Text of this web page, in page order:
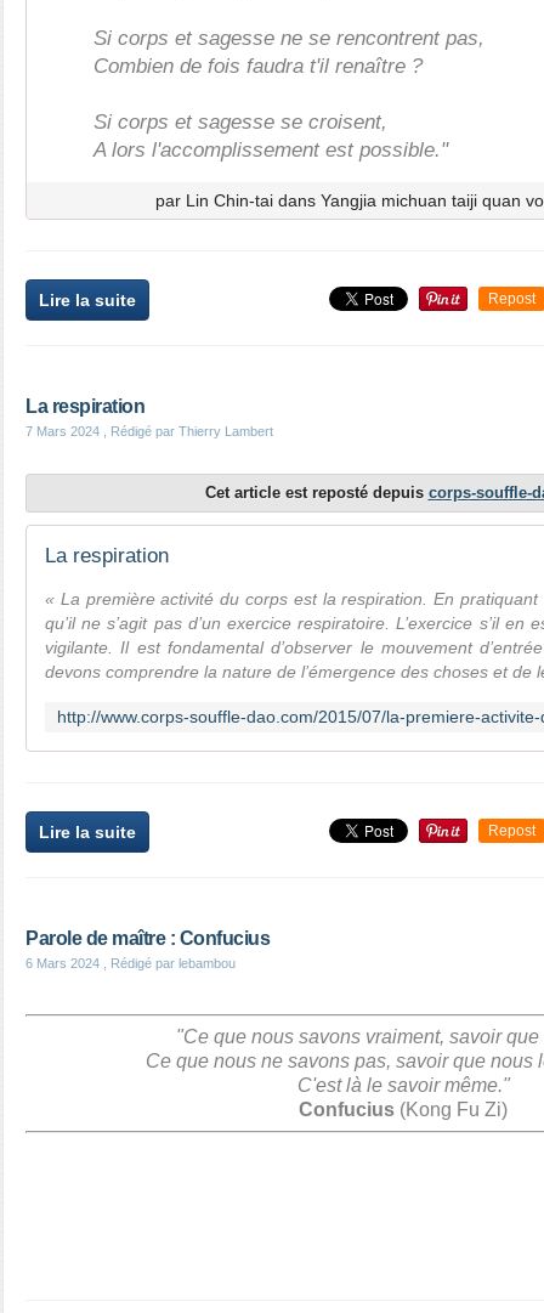
Si corps et sagesse ne se rencontrent pas,
Combien de fois faudra t'il renaître ?
Si corps et sagesse se croisent,
A lors l'accomplissement est possible."
par Lin Chin-tai dans Yangjia michuan taiji quan
Lire la suite Repost
La respiration
7 Mars 2024 , Rédigé par Thierry Lambert
Cet article est reposté depuis corps-souffle-
La respiration
« La première activité du corps est la respiration. En pratiquant
qu’il ne s’agit pas d’un exercice respiratoire. L’exercice s’il en
vigilante. Il est fondamental d’observer le mouvement
devons comprendre la nature de l’émergence des choses et de
Lire la suite Repost
Parole de maître : Confucius
6 Mars 2024 , Rédigé par lebambou
"Ce que nous savons vraiment, savoir que
Ce que nous ne savons pas, savoir que nous
C'est là le savoir même."
Confucius (Kong Fu Zi)